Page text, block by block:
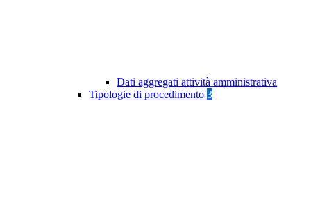
Dati aggregati attività amministrativa
Tipologie di procedimento 3